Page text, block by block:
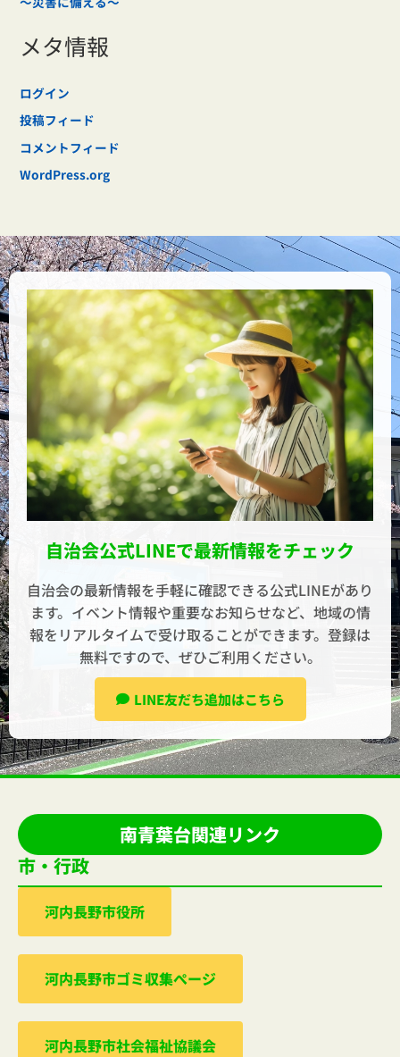
メタ情報
ログイン
投稿フィード
コメントフィード
WordPress.org
自治会公式LINEで最新情報をチェック
自治会の最新情報を手軽に確認できる公式LINEがあり
ます。イベント情報や重要なお知らせなど、地域の情
報をリアルタイムで受け取ることができます。登録は
無料ですので、ぜひご利用ください。
LINE友だち追加はこちら
南青葉台関連リンク
市・行政
河内⻑野市役所
河内⻑野市ゴミ収集ぺージ
河内⻑野市社会福祉協議会